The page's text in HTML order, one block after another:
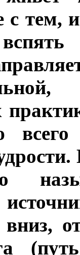
тем,
всего
вниз,